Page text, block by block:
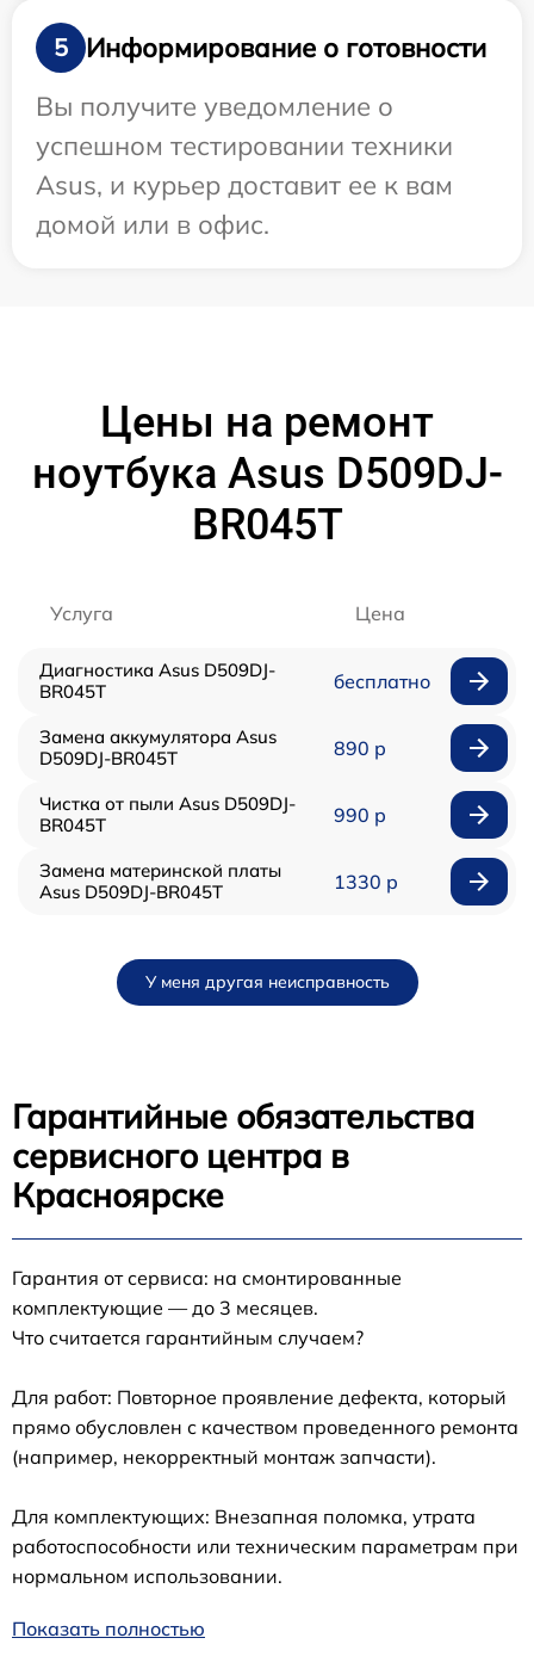
5
Информирование о готовности
Вы получите уведомление о
успешном тестировании техники
Asus, и курьер доставит ее к вам
домой или в офис.
Цены на ремонт
ноутбука Asus D509DJ-
BR045T
Услуга Цена
Диагностика Asus D509DJ-
BR045T
бесплатно
Замена аккумулятора Asus
D509DJ-BR045T
890 р
Чистка от пыли Asus D509DJ-
BR045T
990 р
Замена материнской платы
Asus D509DJ-BR045T
1330 р
У меня другая неисправность
Гарантийные обязательства
сервисного центра в
Красноярске
Гарантия от сервиса: на смонтированные
комплектующие — до 3 месяцев.
Что считается гарантийным случаем?
Для работ: Повторное проявление дефекта, который
прямо обусловлен с качеством проведенного ремонта
(например, некорректный монтаж запчасти).
Для комплектующих: Внезапная поломка, утрата
работоспособности или техническим параметрам при
нормальном использовании.
Показать полностью